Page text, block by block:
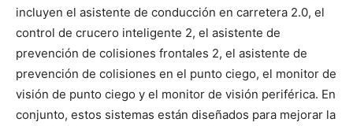
incluyen el asistente de conducción en carretera 2.0, el
control de crucero inteligente 2, el asistente de
prevención de colisiones frontales 2, el asistente de
prevención de colisiones en el punto ciego, el monitor de
visión de punto ciego y el monitor de visión periférica. En
conjunto, estos sistemas están diseñados para mejorar la